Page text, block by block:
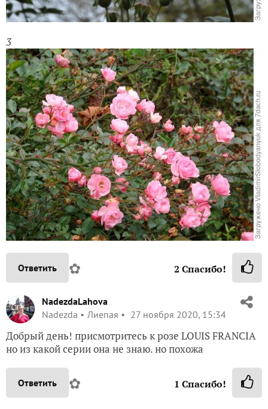
3
Ответить ✿ 2 Спасибо!
NadezdaLahova
Nadezda
Лиепая 27 ноября 2020, 15:34
Добрый день! присмотритесь к розе LOUIS FRANCIA
но из какой серии она не знаю. но похожа
Ответить ✿ 1 Спасибо!